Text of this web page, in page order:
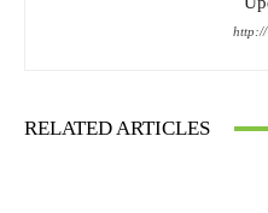
RELATED ARTICLES